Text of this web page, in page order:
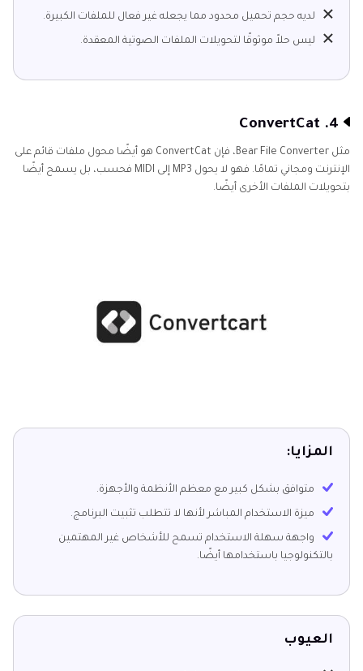
لديه حجم تحميل محدود مما يجعله غير فعال للملفات الكبيرة.
ليس حلاً موثوقًا لتحويلات الملفات الصوتية المعقدة.
4. ConvertCat
مثل Bear File Converter، فإن ConvertCat هو أيضًا محول ملفات قائم على
الإنترنت ومجاني تمامًا. فهو لا يحول MP3 إلى MIDI فحسب، بل يسمح أيضًا
بتحويلات الملفات الأخرى أيضًا.
المزايا:
متوافق بشكل كبير مع معظم الأنظمة والأجهزة.
ميزة الاستخدام المباشر لأنها لا تتطلب تثبيت البرنامج.
واجهة سهلة الاستخدام تسمح للأشخاص غير المهتمين
بالتكنولوجيا باستخدامها أيضًا.
العيوب